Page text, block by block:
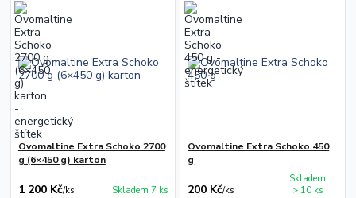
Ovomaltine Extra Schoko 2700
g (6×450 g) karton
1 200 Kč/ks Skladem 7 ks
Ovomaltine Extra Schoko 450
g
200 Kč/ks
Skladem
> 10 ks